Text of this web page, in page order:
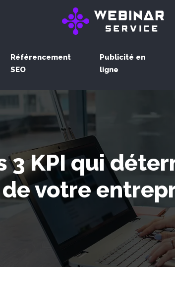
Référencement
SEO
Publicité en
ligne
3 KPI qui
de votre